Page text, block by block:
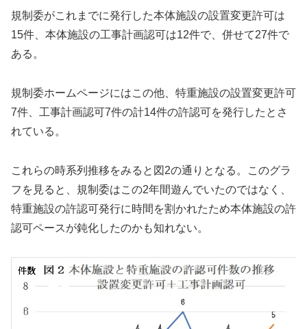
規制委がこれまでに発行した本体施設の設置変更許可は
15件、本体施設の工事計画認可は12件で、併せて27件で
ある。
規制委ホームページにはこの他、特重施設の設置変更許可
7件、工事計画認可7件の計14件の許認可を発行したとさ
れている。
これらの時系列推移をみると図2の通りとなる。このグラ
フを見ると、規制委はこの2年間遊んでいたのではなく、
特重施設の許認可発行に時間を割かれたため本体施設の許
認可ペースが鈍化したのかも知れない。